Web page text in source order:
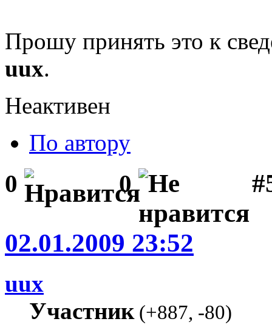
Прошу принять это к
uux.
Неактивен
По автору
0 0
02.01.2009 23:52
uux
Участник(+887, -80)